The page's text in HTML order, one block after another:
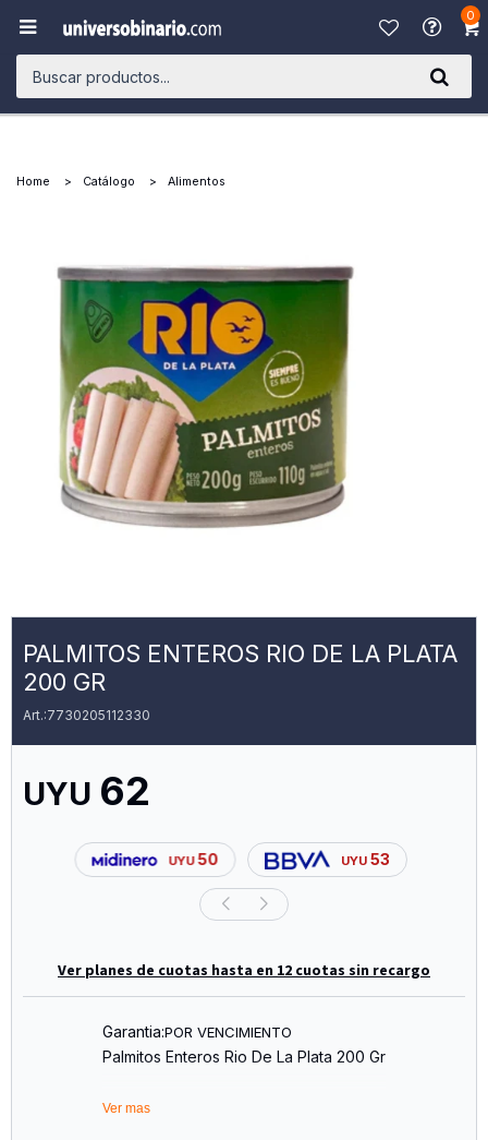
0

Home Catálogo Alimentos
PALMITOS ENTEROS RIO DE LA PLATA
200 GR
7730205112330
UYU 62
UYU 50 UYU 53
Ver planes de cuotas hasta en 12 cuotas sin recargo
Garantia:POR VENCIMIENTO
Palmitos Enteros Rio De La Plata 200 Gr
Ver mas